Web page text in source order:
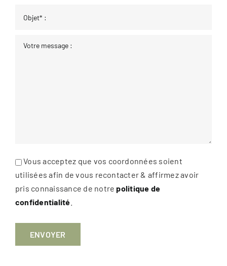
Vous acceptez que vos coordonnées soient
utilisées afin de vous recontacter & affirmez avoir
pris connaissance de notrepolitique de
confidentialité